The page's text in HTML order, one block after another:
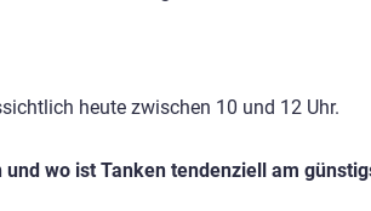
heute zwischen 10 und 12 Uhr.
wo ist Tanken tendenziell am